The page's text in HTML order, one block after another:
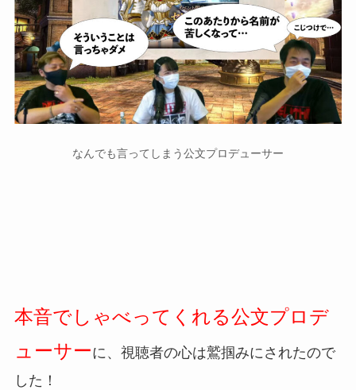
なんでも言ってしまう公文プロデューサー
本音でしゃべってくれる公文プロデ
ューサーに、視聴者の心は鷲掴みにされたので
した！